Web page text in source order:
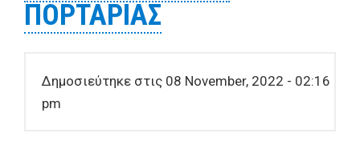
ΠΟΡΤΑΡΙΑΣ
Δημοσιεύτηκε στις 08 November, 2022 - 02:16
pm